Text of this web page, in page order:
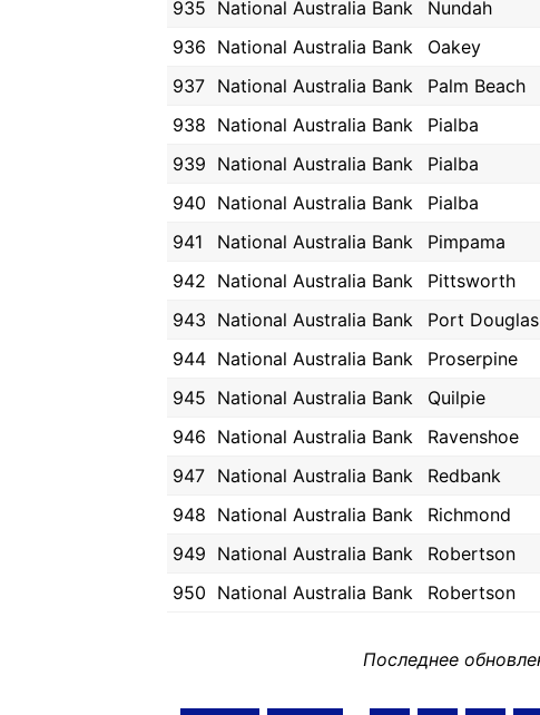
935 National Australia Bank Nundah
936 National Australia Bank Oakey
937 National Australia Bank Palm Beach
938 National Australia Bank Pialba
939 National Australia Bank Pialba
940 National Australia Bank Pialba
941
National Australia Bank Pimpama
942 National Australia Bank Pittsworth
943 National Australia Bank Port Douglas
944 National Australia Bank Proserpine
945 National Australia Bank Quilpie
946 National Australia Bank Ravenshoe
947 National Australia Bank Redbank
948 National Australia Bank Richmond
949 National Australia Bank Robertson
950 National Australia Bank Robertson
Последнее